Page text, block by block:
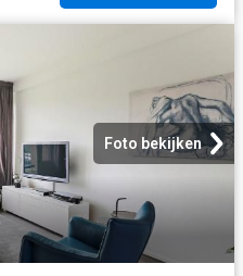
Foto bekijken